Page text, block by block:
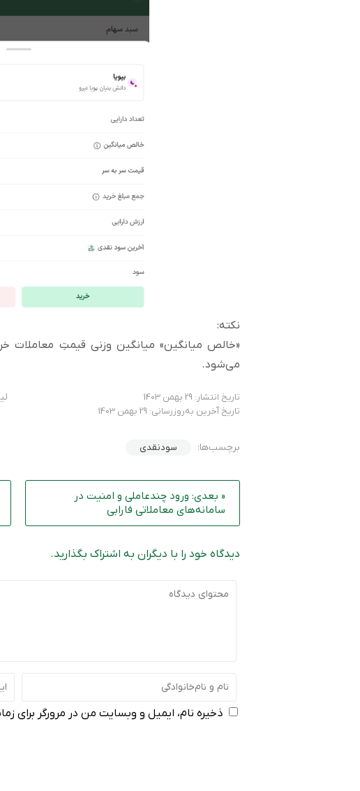
نکته:
«خالص میانگین» میانگین وزنی قیمتِ
می‌شود.
تاریخ انتشار: 29 بهمن 1403
تاریخ آخرین به‌روزرسانی: 29 بهمن 1403
برچسب‌ها: سودنقدی
« بعدی: ورود چندعاملی و امنیت در
سامانه‌های معاملاتی فارابی
دیدگاه خود را با دیگران به اشتراک بگذارید.
ذخیره نام، ایمیل و وبسایت من در مرورگر برای